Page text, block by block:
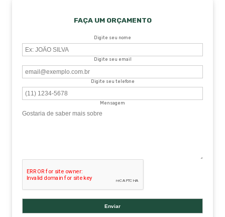
FAÇA UM ORÇAMENTO
Digite seu nome
Digite seu email
Digite seu telefone
Mensagem